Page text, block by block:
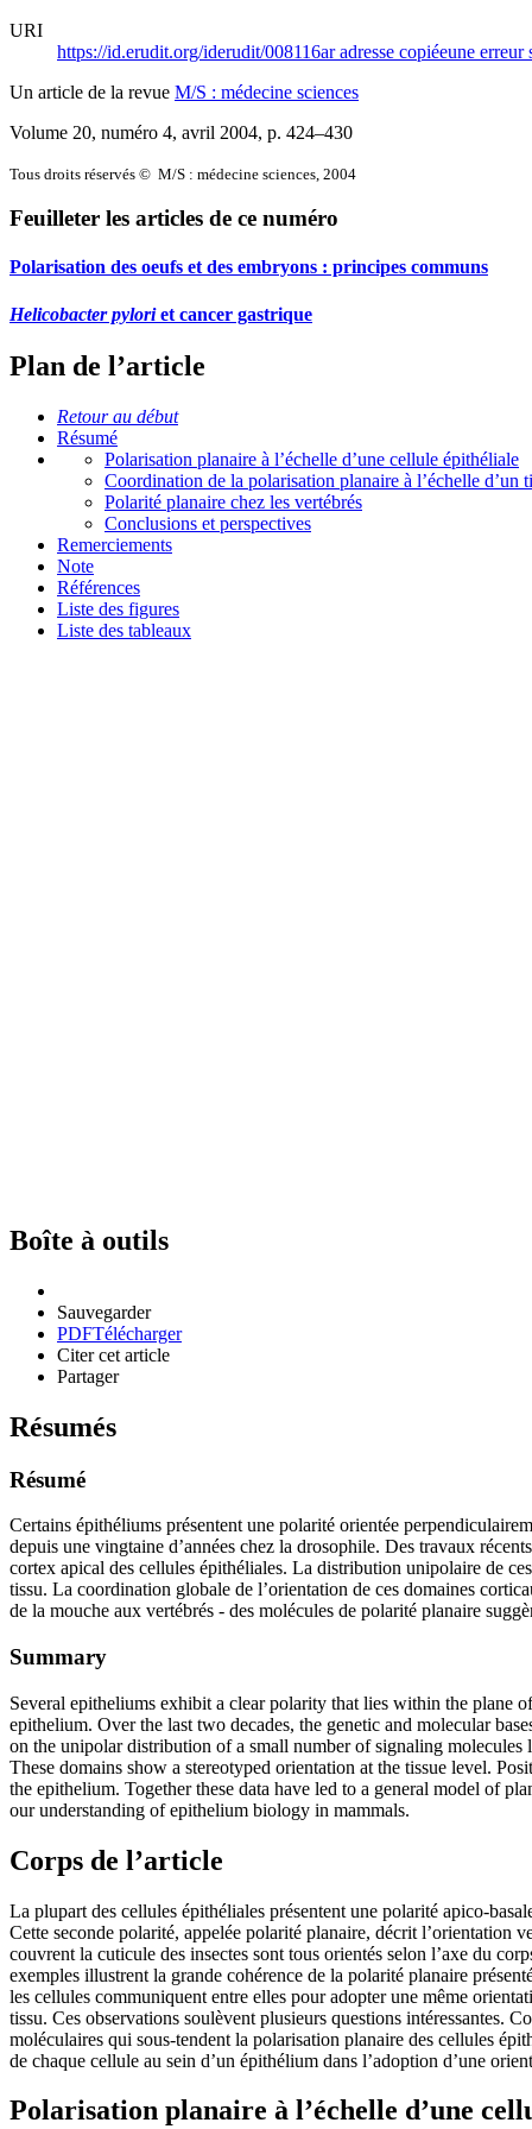
URI
https://id.erudit.org/iderudit/008116aradresse copiéeune erreur
Un article de la revue M/S : médecine sciences
Volume 20, numéro 4, avril 2004, p. 424–430
Tous droits réservés © M/S : médecine sciences, 2004
Feuilleter les articles de ce numéro
Polarisation des oeufs et des embryons : principes communs
Helicobacter pyloriet cancer gastrique
Plan de l’article
Retour au début
Résumé
Polarisation planaire à l’échelle d’une cellule épithéliale
Coordination de la polarisation planaire à l’échelle d’un
Polarité planaire chez les vertébrés
Conclusions et perspectives
Remerciements
Note
Références
Liste des figures
Liste des tableaux
Boîte à outils
Sauvegarder
PDFTélécharger
Citer cet article
Partager
Résumés
Résumé
Certains épithéliums présentent une polarité orientée
depuis une vingtaine d’années chez la drosophile. Des travaux
cortex apical des cellules épithéliales. La distribution unipolaire de
tissu. La coordination globale de l’orientation de ces domaines
de la mouche aux vertébrés - des molécules de polarité planaire
Summary
Several epitheliums exhibit a clear polarity that lies within the plane
epithelium. Over the last two decades, the genetic and molecular
on the unipolar distribution of a small number of signaling
These domains show a stereotyped orientation at the tissue level.
the epithelium. Together these data have led to a general model of
our understanding of epithelium biology in mammals.
Corps de l’article
La plupart des cellules épithéliales présentent une polarité apico-
Cette seconde polarité, appelée polarité planaire, décrit l’orientation
couvrent la cuticule des insectes sont tous orientés selon l’axe du
exemples illustrent la grande cohérence de la polarité planaire
les cellules communiquent entre elles pour adopter une même
tissu. Ces observations soulèvent plusieurs questions intéressantes.
moléculaires qui sous-tendent la polarisation planaire des cellules
de chaque cellule au sein d’un épithélium dans l’adoption d’une
Polarisation planaire à l’échelle d’une